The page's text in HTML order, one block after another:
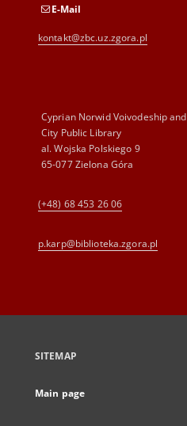
E-Mail
kontakt@zbc.uz.zgora.pl
Cyprian Norwid Voivodeship and
City Public Library
al. Wojska Polskiego 9
65-077 Zielona Góra
(+48) 68 453 26 06
p.karp@biblioteka.zgora.pl
SITEMAP
Main page